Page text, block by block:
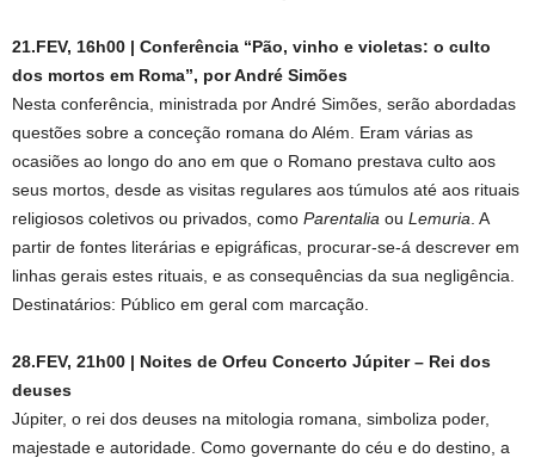
21.FEV, 16h00 | Conferência “Pão, vinho e violetas: o culto
dos mortos em Roma”, por André Simões
Nesta conferência, ministrada por André Simões, serão abordadas
questões sobre a conceção romana do Além. Eram várias as
ocasiões ao longo do ano em que o Romano prestava culto aos
seus mortos, desde as visitas regulares aos túmulos até aos rituais
religiosos coletivos ou privados, como Parentalia ou Lemuria . A
partir de fontes literárias e epigráficas, procurar-se-á descrever em
linhas gerais estes rituais, e as consequências da sua negligência.
Destinatários: Público em geral com marcação.
28.FEV, 21h00 | Noites de Orfeu Concerto Júpiter – Rei dos
deuses
Júpiter, o rei dos deuses na mitologia romana, simboliza poder,
majestade e autoridade. Como governante do céu e do destino, a